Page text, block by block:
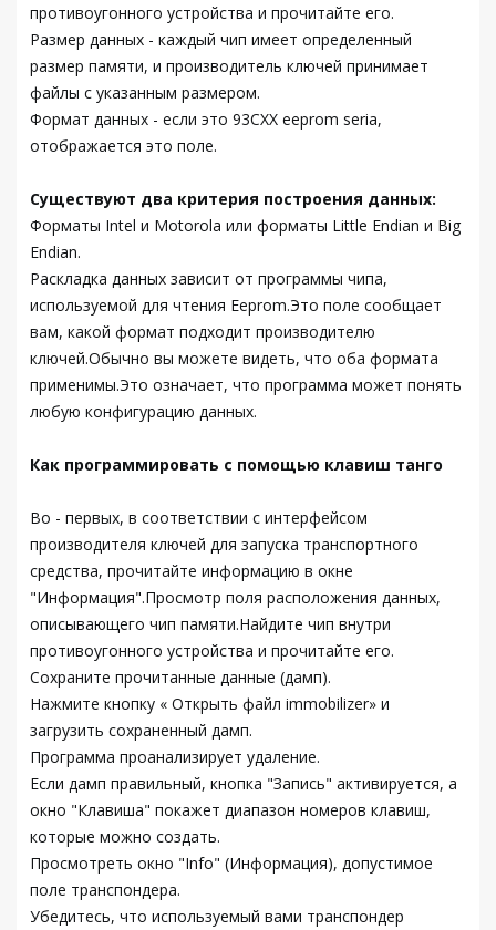
противоугонного устройства и прочитайте его.
Размер данных - каждый чип имеет определенный
размер памяти, и производитель ключей принимает
файлы с указанным размером.
Формат данных - если это 93CXX eeprom seria,
отображается это поле.
Существуют два критерия построения данных:
Форматы Intel и Motorola или форматы Little Endian и Big
Endian.
Раскладка данных зависит от программы чипа,
используемой для чтения Eeprom.Это поле сообщает
вам, какой формат подходит производителю
ключей.Обычно вы можете видеть, что оба формата
применимы.Это означает, что программа может понять
любую конфигурацию данных.
Как программировать с помощью клавиш танго
Во - первых, в соответствии с интерфейсом
производителя ключей для запуска транспортного
средства, прочитайте информацию в окне
"Информация".Просмотр поля расположения данных,
описывающего чип памяти.Найдите чип внутри
противоугонного устройства и прочитайте его.
Сохраните прочитанные данные (дамп).
Нажмите кнопку « Открыть файл immobilizer» и
загрузить сохраненный дамп.
Программа проанализирует удаление.
Если дамп правильный, кнопка "Запись" активируется, а
окно "Клавиша" покажет диапазон номеров клавиш,
которые можно создать.
Просмотреть окно "Info" (Информация), допустимое
поле транспондера.
Убедитесь, что используемый вами транспондер